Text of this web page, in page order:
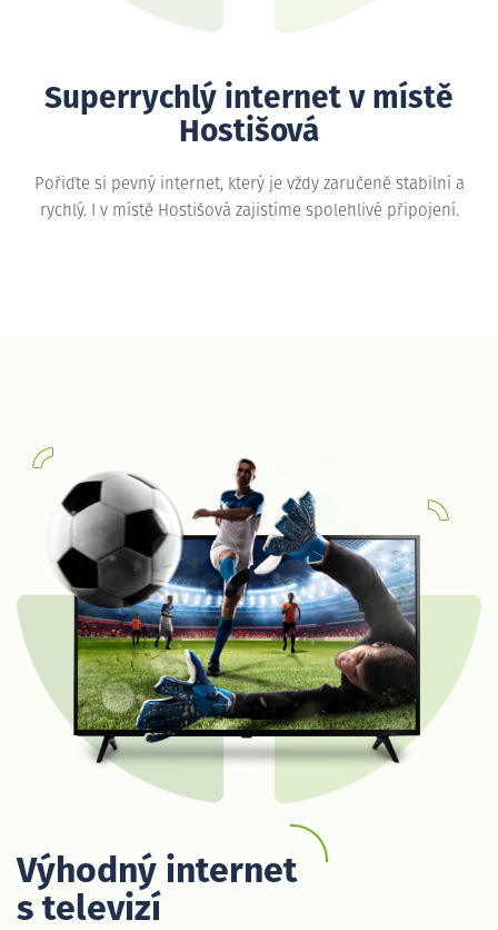
Superrychlý internet v místě
Hostišová
Pořiďte si pevný internet, který je vždy zaručeně stabilní a
rychlý. I v místě Hostišová zajistíme spolehlivé připojení.
Výhodný internet
s televizí